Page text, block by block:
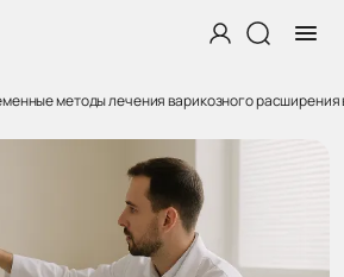
методы лечения варикозного расширения